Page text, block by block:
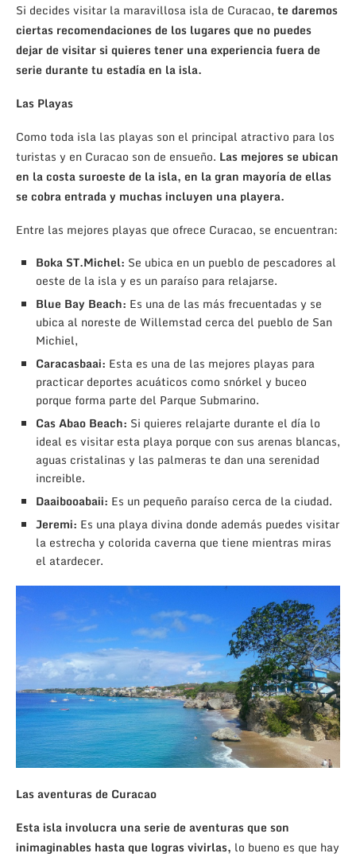
Si decides visitar la maravillosa isla de Curacao, te daremos
ciertas recomendaciones de los lugares que no puedes
dejar de visitar si quieres tener una experiencia fuera de
serie durante tu estadía en la isla.
Las Playas
Como toda isla las playas son el principal atractivo para los
turistas y en Curacao son de ensueño. Las mejores se ubican
en la costa suroeste de la isla, en la gran mayoría de ellas
se cobra entrada y muchas incluyen una playera.
Entre las mejores playas que ofrece Curacao, se encuentran:
Boka ST.Michel: Se ubica en un pueblo de pescadores al
oeste de la isla y es un paraíso para relajarse.
Blue Bay Beach: Es una de las más frecuentadas y se
ubica al noreste de Willemstad cerca del pueblo de San
Michiel,
Caracasbaai: Esta es una de las mejores playas para
practicar deportes acuáticos como snórkel y buceo
porque forma parte del Parque Submarino.
Cas Abao Beach: Si quieres relajarte durante el día lo
ideal es visitar esta playa porque con sus arenas blancas,
aguas cristalinas y las palmeras te dan una serenidad
increible.
Daaibooabaii: Es un pequeño paraíso cerca de la ciudad.
Jeremi: Es una playa divina donde además puedes visitar
la estrecha y colorida caverna que tiene mientras miras
el atardecer.
Las aventuras de Curacao
Esta isla involucra una serie de aventuras que son
inimaginables hasta que logras vivirlas, lo bueno es que hay